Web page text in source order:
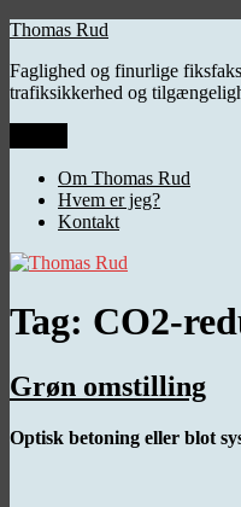
Videre
indhold
Thomas Rud
Faglighed og finurlige
trafiksikkerhed og
Om Thomas Rud
Hvem er jeg?
Kontakt
Tag: CO2-
Grøn omstilling
Optisk betoning eller blot